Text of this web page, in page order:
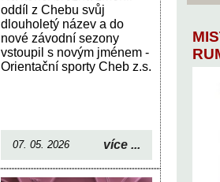
oddíl z Chebu svůj
dlouholetý název a do
nové závodní sezony
vstoupil s novým jménem -
Orientační sporty Cheb z.s.
07. 05. 2026 více ...